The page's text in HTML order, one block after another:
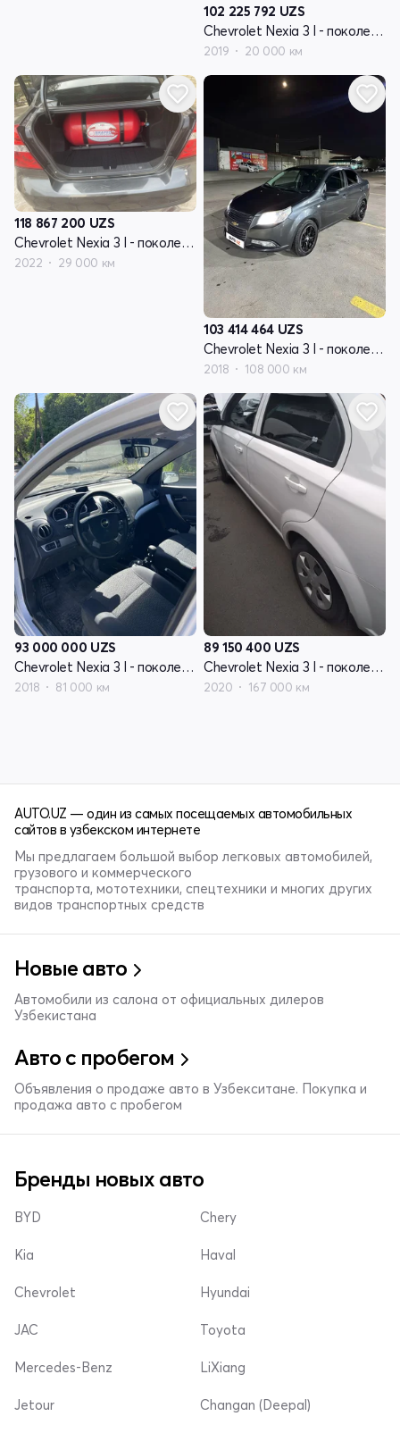
102 225 792 UZS
Chevrolet Nexia 3 I - поколение
2019 20 000 км
118 867 200 UZS
Chevrolet Nexia 3 I - поколение
2022 29 000 км
103 414 464 UZS
Chevrolet Nexia 3 I - поколение
2018 108 000 км
93 000 000 UZS
Chevrolet Nexia 3 I - поколение
2018 81 000 км
89 150 400 UZS
Chevrolet Nexia 3 I - поколение
2020 167 000 км
AUTO.UZ — один из самых посещаемых автомобильных
сайтов в узбекском интернете
Мы предлагаем большой выбор легковых автомобилей,
грузового и коммерческого
транспорта, мототехники, спецтехники и многих других
видов транспортных средств
Новые авто
Автомобили из салона от официальных дилеров
Узбекистана
Авто с пробегом
Объявления о продаже авто в Узбекситане. Покупка и
продажа авто с пробегом
Бренды новых авто
BYD
Kia
Chevrolet
Chery
Haval
Hyundai
JAC
Mercedes-Benz
Jetour
Toyota
LiXiang
Changan (Deepal)